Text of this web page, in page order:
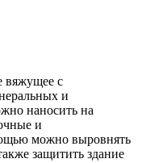
вяжущее с
и
наносить на
и
можно выровнять
защитить здание